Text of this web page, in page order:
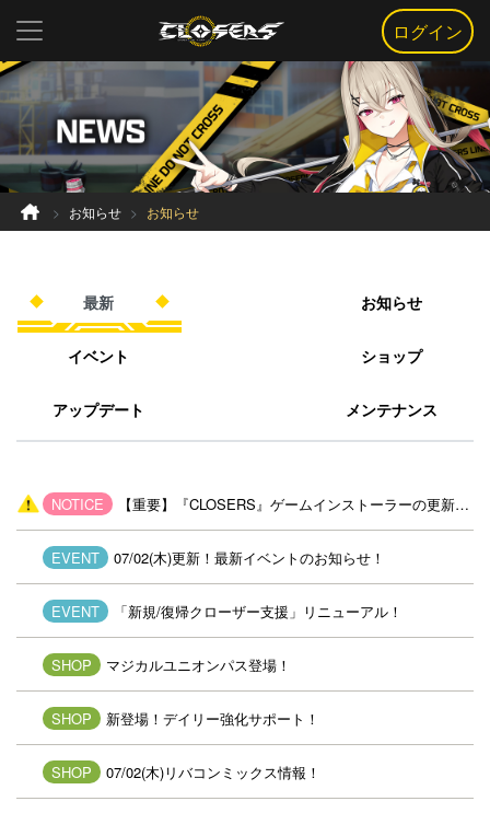
ログイン
お知らせ お知らせ
最新 お知らせ
イベント ショップ
アップデート メンテナンス
NOTICE 【重要】『CLOSERS』ゲームインストーラーの更新について
EVENT 07/02(木)更新！最新イベントのお知らせ！
EVENT 「新規/復帰クローザー支援」リニューアル！
SHOP マジカルユニオンパス登場！
SHOP 新登場！デイリー強化サポート！
SHOP 07/02(木)リバコンミックス情報！